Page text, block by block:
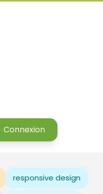
Connexion
responsive design